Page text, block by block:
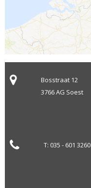
Bosstraat 12
3766 AG Soest
T: 035 - 601 3260